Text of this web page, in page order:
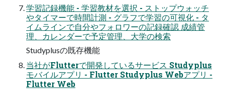
学習記録機能 - 学習教材を選択 - ストップウォッチ
やタイマーで時間計測 - グラフで学習の可視化 - タ
イムラインで自分やフォロワーの記録確認 成績管
理、カレンダーで予定管理、大学の検索
Studyplusの既存機能
当社がFlutterで開発しているサービス Studyplus
モバイルアプリ - Flutter Studyplus Webアプリ -
Flutter Web